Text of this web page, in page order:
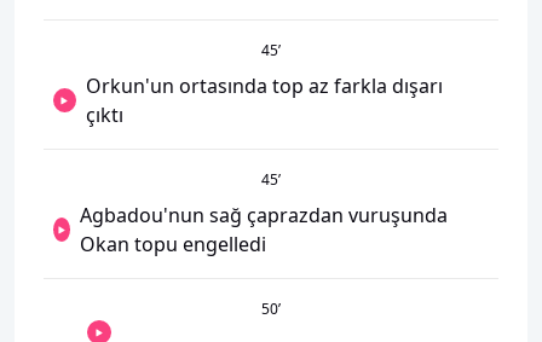
45’
Orkun'un ortasında top az farkla dışarı
çıktı
45’
Agbadou'nun sağ çaprazdan vuruşunda
Okan topu engelledi
50’